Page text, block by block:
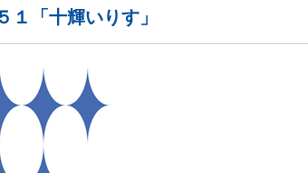
「十輝いりす」